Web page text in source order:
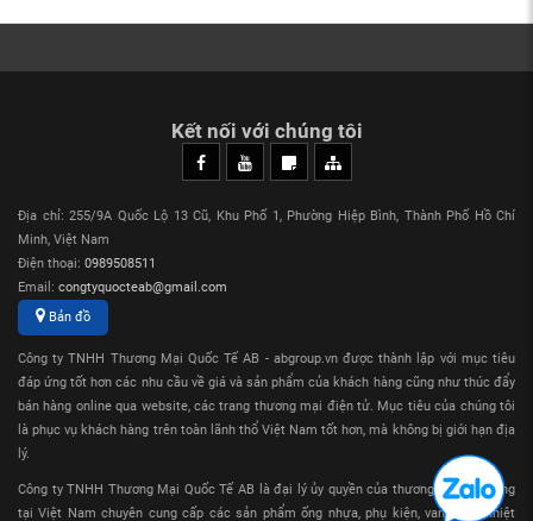
Kết nối với chúng tôi
Địa chỉ: 255/9A Quốc Lộ 13 Cũ, Khu Phố 1, Phường Hiệp Bình, Thành Phố Hồ Chí
Minh, Việt Nam
Điện thoại: 0989508511
Email: congtyquocteab@gmail.com
Bản đồ
Công ty TNHH Thương Mại Quốc Tế AB - abgroup.vn được thành lập với mục tiêu
đáp ứng tốt hơn các nhu cầu về giá và sản phẩm của khách hàng cũng như thúc đẩy
bán hàng online qua website, các trang thương mại điện tử. Mục tiêu của chúng tôi
là phục vụ khách hàng trên toàn lãnh thổ Việt Nam tốt hơn, mà không bị giới hạn địa
lý.
Công ty TNHH Thương Mại Quốc Tế AB là đại lý ủy quyền của thương hiệu Sanking
tại Việt Nam chuyên cung cấp các sản phẩm ống nhựa, phụ kiện, van nhựa nhiệt